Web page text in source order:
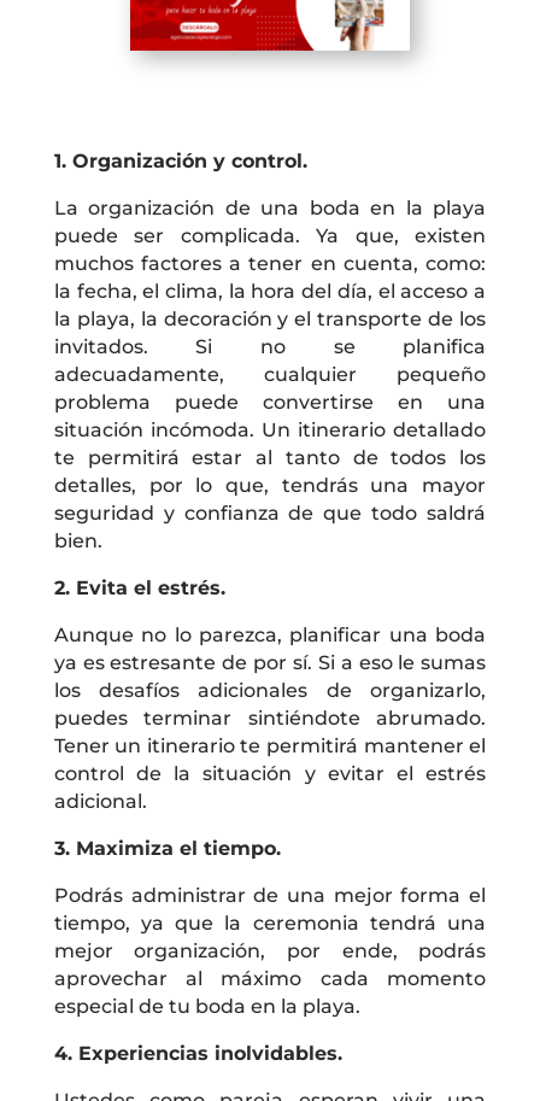
1. Organización y control.
La organización de una boda en la playa
puede ser complicada. Ya que, existen
muchos factores a tener en cuenta, como:
la fecha, el clima, la hora del día, el acceso a
la playa, la decoración y el transporte de los
invitados. Si no se planifica
adecuadamente, cualquier pequeño
problema puede convertirse en una
situación incómoda. Un itinerario detallado
te permitirá estar al tanto de todos los
detalles, por lo que, tendrás una mayor
seguridad y confianza de que todo saldrá
bien.
2. Evita el estrés.
Aunque no lo parezca, planificar una boda
ya es estresante de por sí. Si a eso le sumas
los desafíos adicionales de organizarlo,
puedes terminar sintiéndote abrumado.
Tener un itinerario te permitirá mantener el
control de la situación y evitar el estrés
adicional.
3. Maximiza el tiempo.
Podrás administrar de una mejor forma el
tiempo, ya que la ceremonia tendrá una
mejor organización, por ende, podrás
aprovechar al máximo cada momento
especial de tu boda en la playa.
4. Experiencias inolvidables.